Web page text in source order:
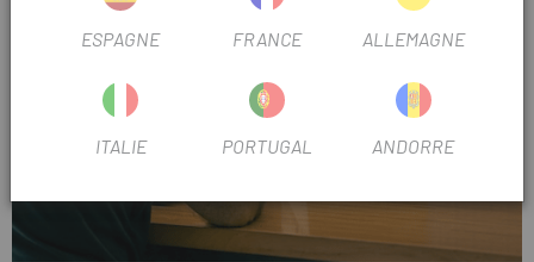
ESPAGNE FRANCE ALLEMAGNE
ITALIE PORTUGAL ANDORRE